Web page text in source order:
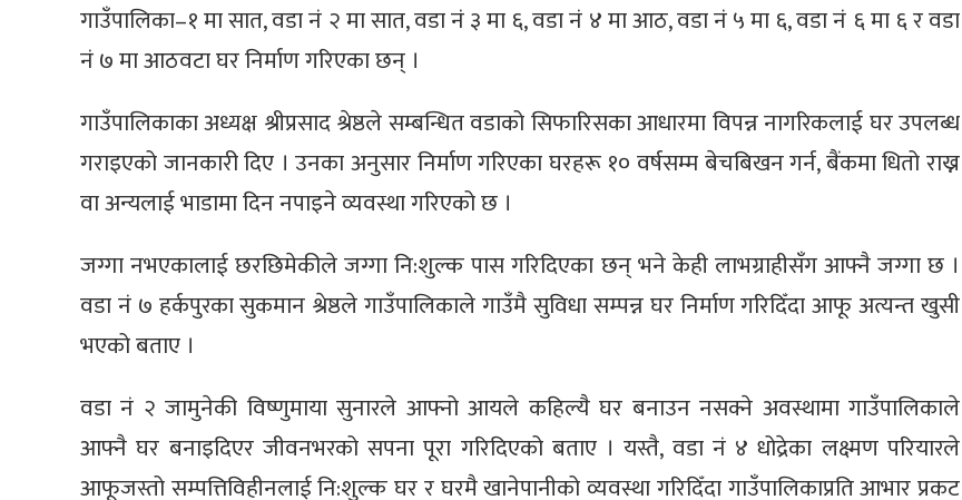
गाउँपालिका–१ मा सात, वडा नं २ मा सात, वडा नं ३ मा ६, वडा नं ४ मा आठ, वडा नं ५ मा ६, वडा नं ६ मा ६ र वडा
नं ७ मा आठवटा घर निर्माण गरिएका छन् ।
गाउँपालिकाका अध्यक्ष श्रीप्रसाद श्रेष्ठले सम्बन्धित वडाको सिफारिसका आधारमा विपन्न नागरिकलाई घर उपलब्ध
गराइएको जानकारी दिए । उनका अनुसार निर्माण गरिएका घरहरू १० वर्षसम्म बेचबिखन गर्न, बैंकमा धितो राख्न
वा अन्यलाई भाडामा दिन नपाइने व्यवस्था गरिएको छ ।
जग्गा नभएकालाई छरछिमेकीले जग्गा नि:शुल्क पास गरिदिएका छन् भने केही लाभग्राहीसँग आफ्नै जग्गा छ ।
वडा नं ७ हर्कपुरका सुकमान श्रेष्ठले गाउँपालिकाले गाउँमै सुविधा सम्पन्न घर निर्माण गरिदिँदा आफू अत्यन्त खुसी
भएको बताए ।
वडा नं २ जामुनेकी विष्णुमाया सुनारले आफ्नो आयले कहिल्यै घर बनाउन नसक्ने अवस्थामा गाउँपालिकाले
आफ्नै घर बनाइदिएर जीवनभरको सपना पूरा गरिदिएको बताए । यस्तै, वडा नं ४ धोद्रेका लक्ष्मण परियारले
आफूजस्तो सम्पत्तिविहीनलाई नि:शुल्क घर र घरमै खानेपानीको व्यवस्था गरिदिँदा गाउँपालिकाप्रति आभार प्रकट